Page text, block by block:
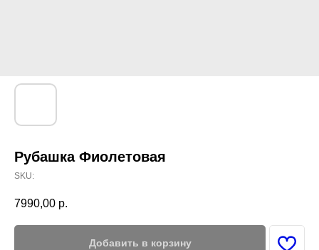
Рубашка Фиолетовая
SKU:
7990,00 р.
Добавить в корзину